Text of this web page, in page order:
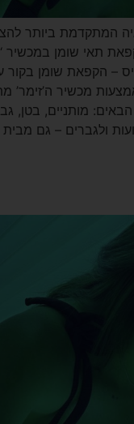
המתקדמת ביותר
תאי שומן במכשיר
– הקפאת שומן
מכשיר ה’זימר’
מותניים, בטן, גב,
ולגברים – גם